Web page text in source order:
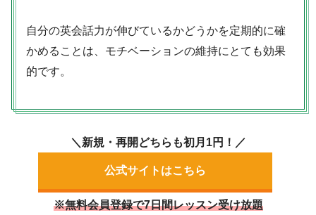
自分の英会話力が伸びているかどうかを定期的に確
かめることは、モチベーションの維持にとても効果
的です。
＼新規・再開どちらも初月1円！／
公式サイトはこちら
※無料会員登録で7日間レッスン受け放題